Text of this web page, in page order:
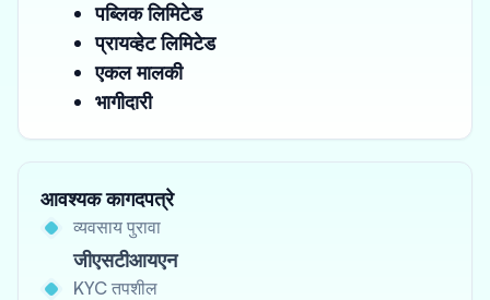
पब्लिक लिमिटेड
प्रायव्हेट लिमिटेड
एकल मालकी
भागीदारी
आवश्यक कागदपत्रे
व्यवसाय पुरावा
जीएसटीआयएन
KYC तपशील